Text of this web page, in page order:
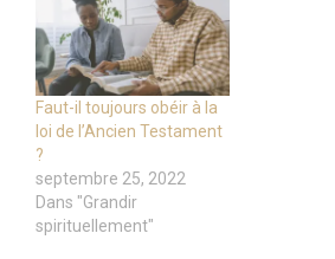
Faut-il toujours obéir à la
loi de l’Ancien Testament
?
septembre 25, 2022
Dans "Grandir
spirituellement"